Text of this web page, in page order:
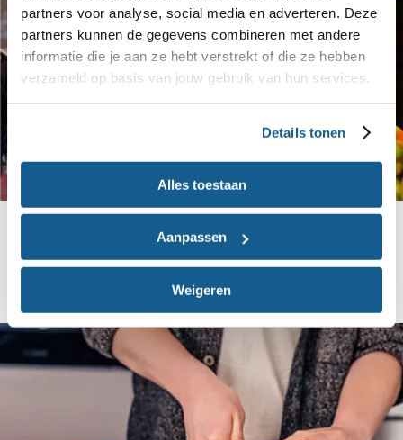
partners voor analyse, social media en adverteren. Deze
partners kunnen de gegevens combineren met andere
informatie die je aan ze hebt verstrekt of die ze hebben
verzameld op basis van jouw gebruik van hun services.
Details tonen
Alles toestaan
Aanpassen
Weigeren
Goedkoop boodschappen doen
Goedkoop én gezond eten? Bekijk hier de beste
bespaartips voor thuis en in de winkel.